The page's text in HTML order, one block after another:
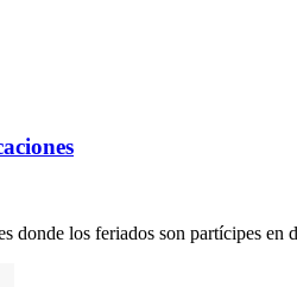
donde los feriados son partícipes